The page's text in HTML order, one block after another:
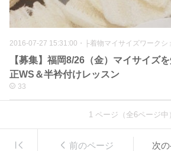
2016-07-27 15:31:00 ・ ├着物マイサイズワークシ
【募集】福岡8/26（金）マイサイズ
正WS＆半衿付けレッスン
33
1 ページ（全6ページ中
前のページ 次